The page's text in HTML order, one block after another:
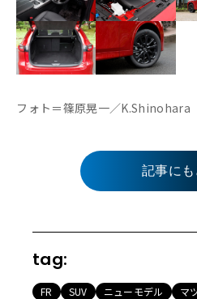
フォト＝篠原晃一／
記事に
tag:
FR SUV ニューモデル マ